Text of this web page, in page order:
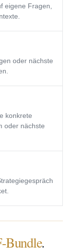
eigene Fragen,
oder nächste
konkrete
oder nächste
Bundle.